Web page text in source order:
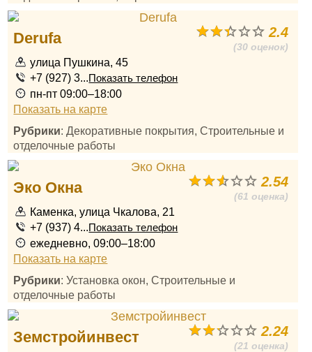
2.4
(30 оценок)
Derufa
улица Пушкина, 45
+7 (927) 3...Показать телефон
пн-пт 09:00–18:00
Показать на карте
Рубрики: Декоративные покрытия, Строительные и
отделочные работы
2.54
(61 оценка)
Эко Окна
Каменка, улица Чкалова, 21
+7 (937) 4...Показать телефон
ежедневно, 09:00–18:00
Показать на карте
Рубрики: Установка окон, Строительные и
отделочные работы
2.24
(21 оценка)
Земстройинвест